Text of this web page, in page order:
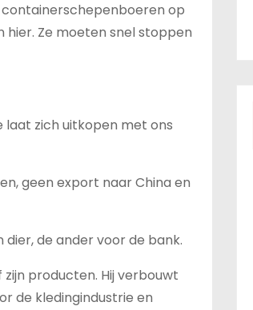
op
hier. Ze moeten snel stoppen
laat zich uitkopen met ons
geen export naar China en
de ander voor de bank.
producten. Hij verbouwt
de kledingindustrie en